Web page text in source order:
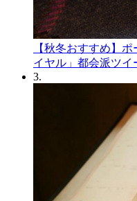
【秋冬おすすめ】
イヤル」都会派ツイ
3.